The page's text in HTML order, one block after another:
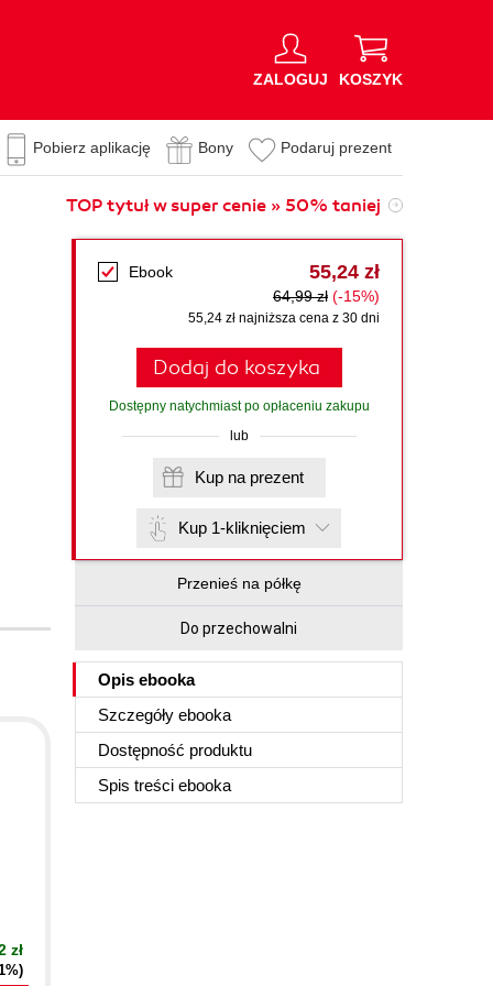
ZALOGUJ KOSZYK
Pobierz aplikację Bony Podaruj prezent
TOP tytuł w super cenie » 50% taniej
Ebook 55,24 zł
64,99 zł (-15%)
55,24 zł najniższa cena z 30 dni
Dodaj do koszyka
Dostępny natychmiast po opłaceniu zakupu
lub
Kup na prezent
Kup 1-kliknięciem
Przenieś na półkę
Do przechowalni
Opis ebooka
Szczegóły ebooka
Dostępność produktu
Spis treści ebooka
zł